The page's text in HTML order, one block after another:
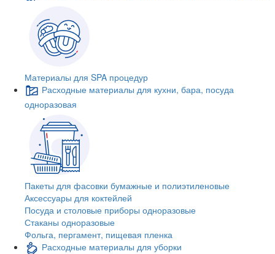
Материалы для SPA процедур
Расходные материалы для кухни, бара, посуда
одноразовая
Пакеты для фасовки бумажные и полиэтиленовые
Аксессуары для коктейлей
Посуда и столовые приборы одноразовые
Стаканы одноразовые
Фольга, пергамент, пищевая пленка
Расходные материалы для уборки